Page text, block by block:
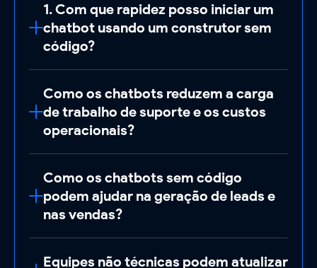
1. Com que rapidez posso iniciar um
chatbot usando um construtor sem
código?
horausando os modelos pré-criados do
ReplyCX (por exemplo, suporte ao
cliente ou agendamento de consultas).
em2-3 diassem codificação.
-Como funciona
→ Personalizar perguntas/identidade
visual → Incorporar em seu site ou mídia
Como os chatbots reduzem a carga
de trabalho de suporte e os custos
operacionais?
tarefas repetitivas, cortando custos em
30-50%:
Como os chatbots sem código
podem ajudar na geração de leads e
nas vendas?
receita por meio de:
Equipes não técnicas podem atualizar